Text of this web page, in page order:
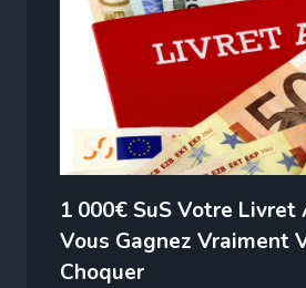
1 000€ SuS Votre Livret
Vous Gagnez Vraiment
Choquer